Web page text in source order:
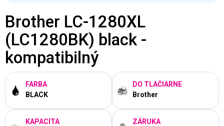
Brother LC-1280XL
(LC1280BK) black -
kompatibilný
FARBA
BLACK
DO TLAČIARNE
Brother
KAPACITA
ZÁRUKA